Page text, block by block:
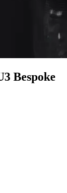
Bespoke